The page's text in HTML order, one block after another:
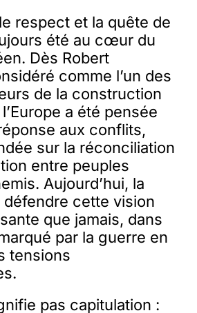
respect et la quête de
été au cœur du
Dès Robert
comme l’un des
de la construction
a été pensée
aux conflits,
sur la réconciliation
entre peuples
Aujourd’hui, la
cette vision
que jamais, dans
par la guerre en
tensions
pas capitulation :